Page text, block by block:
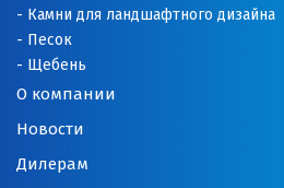
О компании
Новости
Дилерам
Камни для ландшафтного дизайна
Песок
Щебень